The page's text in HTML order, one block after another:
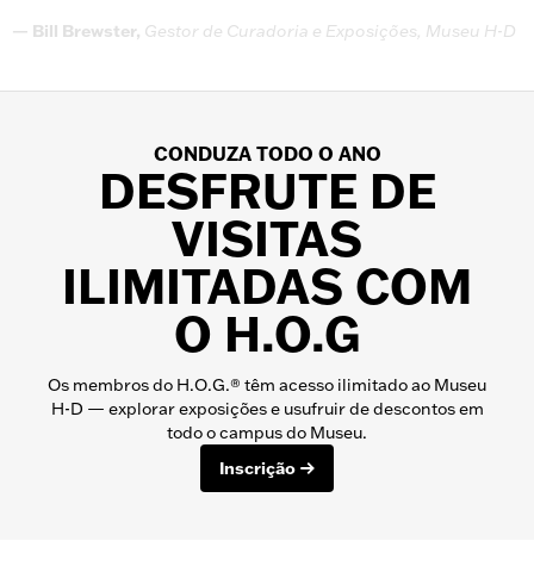
— Bill Brewster, Gestor de Curadoria e Exposições, Museu H-D
CONDUZA TODO O ANO
DESFRUTE DE
VISITAS
ILIMITADAS COM
O H.O.G
Os membros do H.O.G.® têm acesso ilimitado ao Museu
H-D — explorar exposições e usufruir de descontos em
todo o campus do Museu.
Inscrição